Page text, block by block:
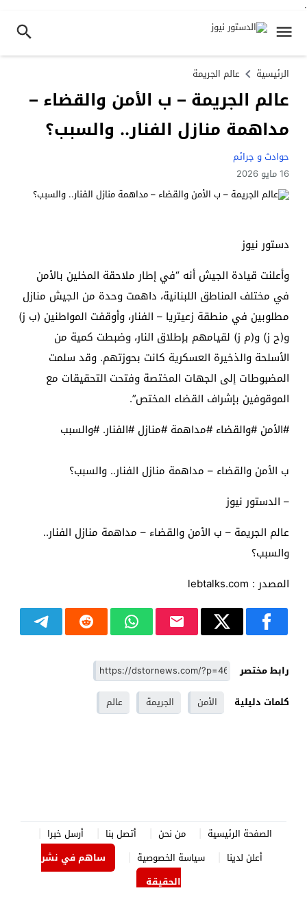
.
الرئيسية عالم الجريمة
عالم الجريمة – ب الأمن والقضاء –
مداهمة منازل الفنار.. والسبب؟
حوادث و جرائم
16 مايو 2026
دستور نيوز
وأعلنت قيادة الجيش أنه “في إطار ملاحقة المخلين بالأمن
في مختلف المناطق اللبنانية، داهمت وحدة من الجيش منازل
مطلوبين في منطقة زعيتريا – الفنار، وأوقفت المواطنين (ب ز)
و(ح ز) و(م ز) لقيامهم بإطلاق النار، وضبطت كمية من
الأسلحة والذخيرة العسكرية كانت بحوزتهم. وقد سلمت
المضبوطات إلى الجهات المختصة وفتحت التحقيقات مع
الموقوفين بإشراف القضاء المختص”.
#الأمن #والقضاء #مداهمة #منازل #الفنار. #والسبب
ب الأمن والقضاء – مداهمة منازل الفنار.. والسبب؟
– الدستور نيوز
عالم الجريمة – ب الأمن والقضاء – مداهمة منازل الفنار..
والسبب؟
المصدر : lebtalks.com
رابط مختصر
كلمات دليلية
الأمن الجريمة عالم
الصفحة الرئيسية من نحن أتصل بنا
أرسل خبرا
أعلن لدينا
سياسة الخصوصية
ساهم في نشر
الحقيقة